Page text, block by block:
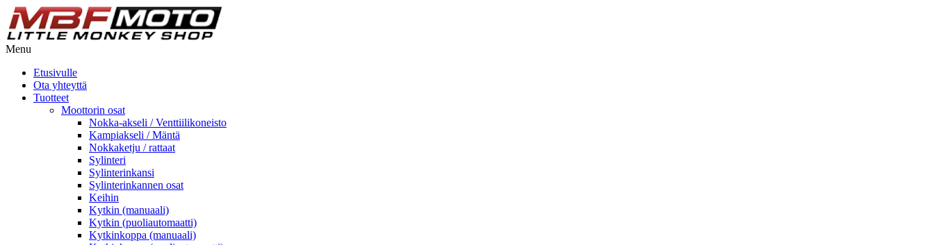
Menu
Etusivulle
Ota yhteyttä
Tuotteet
Moottorin osat
Nokka-akseli / Venttiilikoneisto
Kampiakseli / Mäntä
Nokkaketju / rattaat
Sylinteri
Sylinterinkansi
Sylinterinkannen osat
Keihin
Kytkin (manuaali)
Kytkin (puoliautomaatti)
Kytkinkoppa (manuaali)